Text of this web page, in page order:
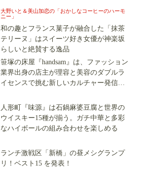
大野いと＆美山加恋の「おかしなコーヒーのハーモ
ニー」
和の趣とフランス菓子が融合した「抹茶
テリーヌ」はスイーツ好き女優が神楽坂
らしいと絶賛する逸品
笹塚の床屋『handsam』は、ファッション
業界出身の店主が理容と美容のダブルラ
イセンスで挑む新しいカルチャー発信基
人形町『味源』は石鍋麻婆豆腐と世界の
ウイスキー15種が揃う。ガチ中華と多彩
なハイボールの組み合わせを楽しめる
ランチ激戦区「新橋」の昼メシグランプ
リ！ベスト15 を発表！